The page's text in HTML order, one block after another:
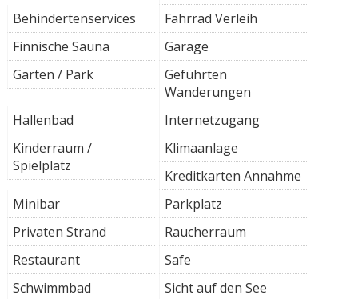
Behindertenservices
Fahrrad Verleih
Finnische Sauna
Garage
Garten / Park
Geführten
Wanderungen
Hallenbad
Internetzugang
Kinderraum /
Spielplatz
Klimaanlage
Kreditkarten Annahme
Minibar
Parkplatz
Privaten Strand
Raucherraum
Restaurant
Safe
Schwimmbad
Sicht auf den See